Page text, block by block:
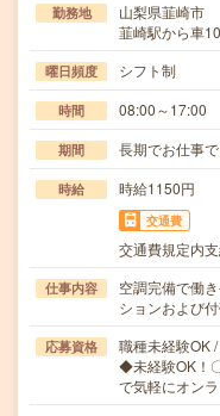
勤務地
山梨県韮崎市
韮崎駅から車
曜日頻度 シフト制
時間 08:00～17:00
期間 長期でお仕事
時給 時給1150円
交通費
交通費規定内
仕事内容
空調完備で働
ションおよび
応募資格
職種未経験OK
◆未経験OK！
で気軽にオン